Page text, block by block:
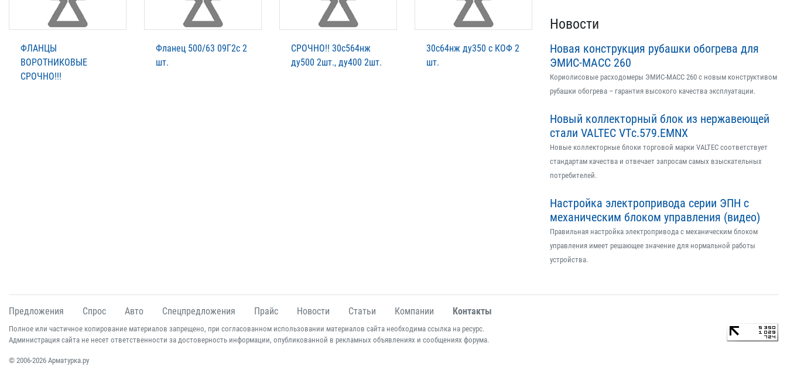
ФЛАНЦЫ
ВОРОТНИКОВЫЕ
СРОЧНО!!!
Фланец 500/63 09Г2с 2
шт.
СРОЧНО!! 30с564нж
ду500 2шт., ду400 2шт.
30с64нж ду350 с КОФ 2
шт.
Новости
Новая конструкция рубашки обогрева для
ЭМИС-МАСС 260
Кориолисовые расходомеры ЭМИС-МАСС 260 с новым конструктивом
рубашки обогрева – гарантия высокого качества эксплуатации.
Новый коллекторный блок из нержавеющей
стали VALTEC VTс.579.EMNX
Новые коллекторные блоки торговой марки VALTEC соответствует
стандартам качества и отвечает запросам самых взыскательных
потребителей.
Настройка электропривода серии ЭПН с
механическим блоком управления (видео)
Правильная настройка электропривода с механическим блоком
управления имеет решающее значение для нормальной работы
устройства.
Предложения Спрос Авто Спецпредложения Прайс Новости Статьи Компании Контакты
Полное или частичное копирование материалов запрещено, при согласованном использовании материалов сайта необходима ссылка на ресурс.
Администрация сайта не несет ответственности за достоверность информации, опубликованной в рекламных объявлениях и сообщениях форума.
© 2006-2026 Арматурка.ру